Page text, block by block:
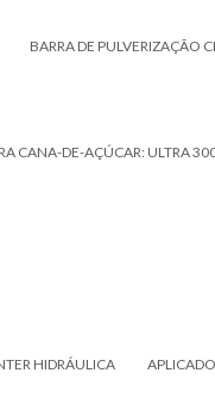
BARRA DE PULVERIZAÇÃO
CANA-DE-AÇÚCAR: ULTRA
HIDRÁULICA